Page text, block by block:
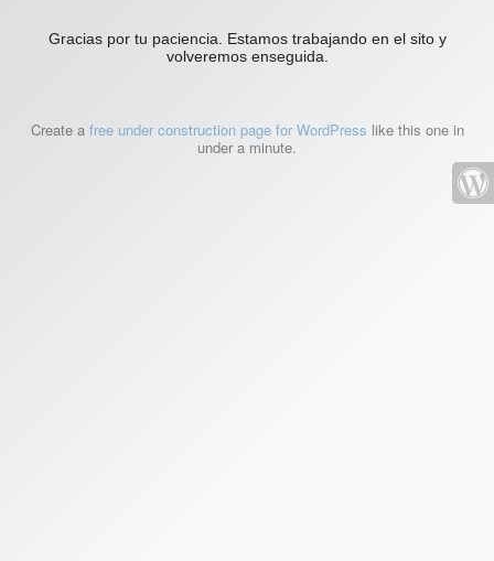
Gracias por tu paciencia. Estamos trabajando en el sito y
volveremos enseguida.
Create a free under construction page for WordPress like this one in
under a minute.